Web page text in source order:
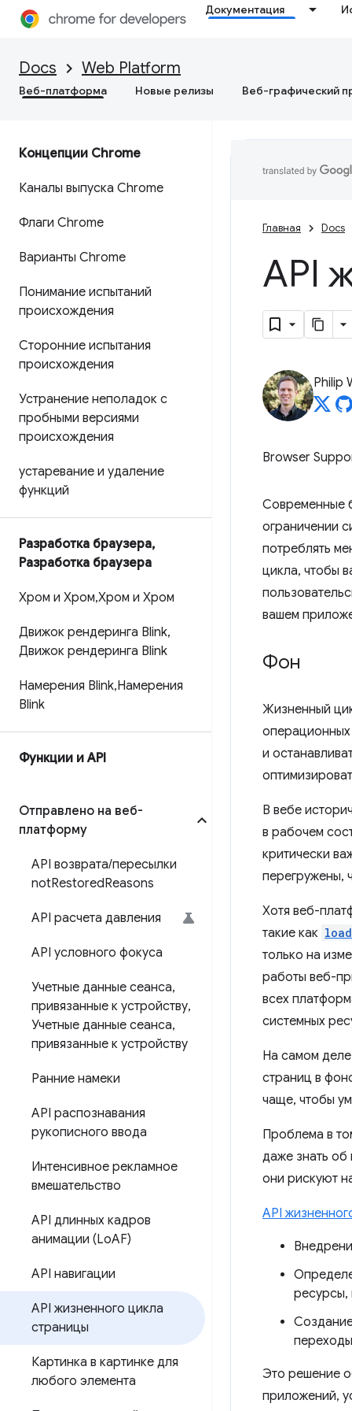
Документация
Docs Web Platform
Веб-платформа Новые релизы Веб-графический
Концепции Chrome
Каналы выпуска Chrome
Флаги Chrome
Варианты Chrome
Понимание испытаний
происхождения
Сторонние испытания
происхождения
Устранение неполадок с
пробными версиями
происхождения
устаревание и удаление
функций
Разработка браузера,
Разработка браузера
Хром и Хром,Хром и Хром
Движок рендеринга Blink,
Движок рендеринга Blink
Намерения Blink,Намерения
Blink
Функции и API
Отправлено на веб-
платформу
API возврата/пересылки
notRestoredReasons
API расчета давления
API условного фокуса
Учетные данные сеанса,
привязанные к устройству,
Учетные данные сеанса,
привязанные к устройству
Ранние намеки
API распознавания
рукописного ввода
Интенсивное рекламное
вмешательство
API длинных кадров
анимации (LoAF)
API навигации
API жизненного цикла
страницы
Картинка в картинке для
любого элемента
Главная Docs
API
Philip
Browser
Современные
ограничении
потреблять
цикла, чтобы
вашем
Фон
Жизненный
операционных
и
В вебе
в рабочем
критически
перегружены,
Хотя веб-
такие как load
только на
работы веб-
всех
системных
На самом
страниц в
чаще, чтобы
Проблема в
даже знать об
они рискуют
API
ресурсы,
Это решение
приложений,